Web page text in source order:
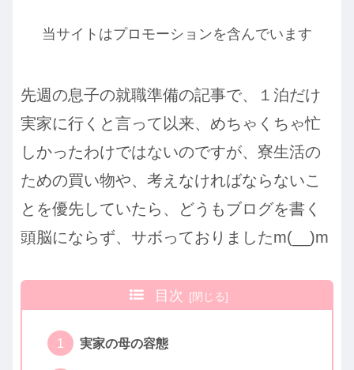
当サイトはプロモーションを含んでいます
先週の息子の就職準備の記事で、１泊だけ
実家に行くと言って以来、めちゃくちゃ忙
しかったわけではないのですが、寮生活の
ための買い物や、考えなければならないこ
とを優先していたら、どうもブログを書く
頭脳にならず、サボっておりましたm(__)m
目次
実家の母の容態